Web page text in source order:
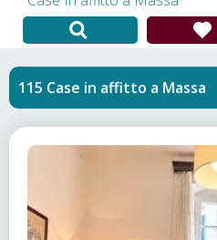
Case in affitto a Massa